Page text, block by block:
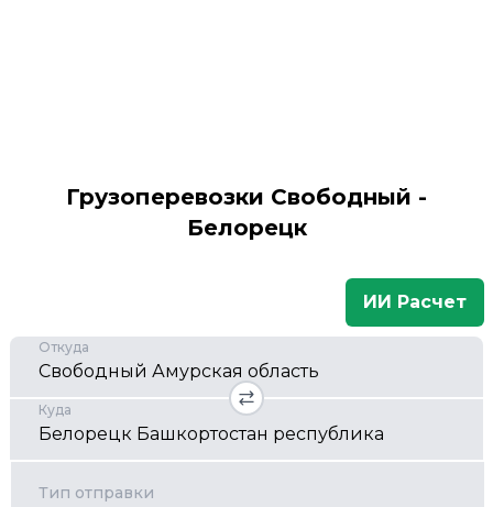
Грузоперевозки Свободный -
Белорецк
ИИ Расчет
Откуда
Куда
Тип отправки